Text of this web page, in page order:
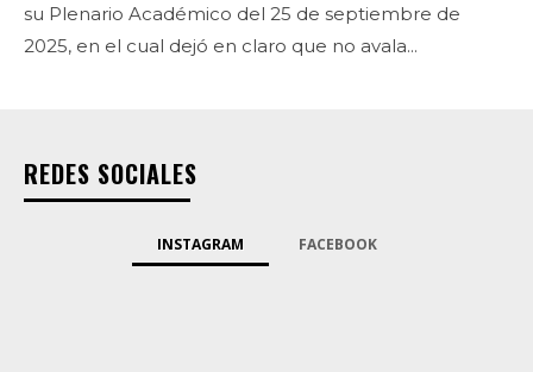
su Plenario Académico del 25 de septiembre de
2025, en el cual dejó en claro que no avala...
REDES SOCIALES
INSTAGRAM FACEBOOK